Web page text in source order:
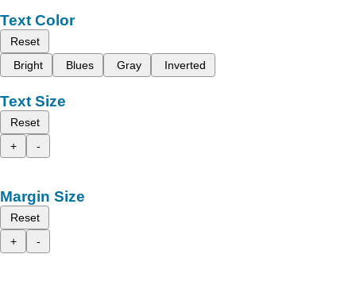
Text Color
Reset
Bright
Blues Gray Inverted
Text Size
Reset
+
-
Margin Size
Reset
+
-